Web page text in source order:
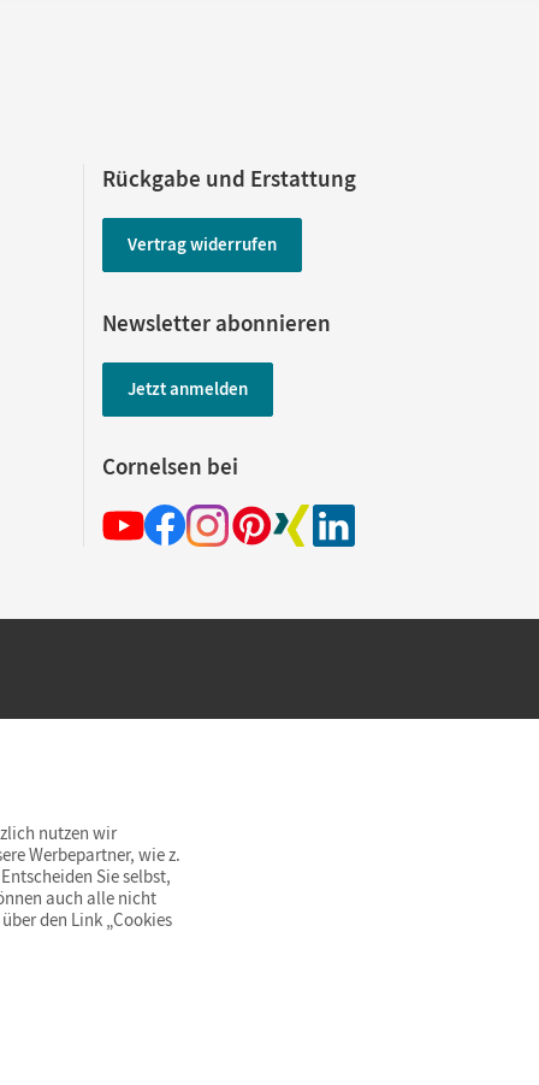
Rückgabe und Erstattung
Vertrag widerrufen
Newsletter abonnieren
Jetzt anmelden
Cornelsen bei
innerhalb Deutschlands
nutzen wir
Werbepartner, wie z.
Sie selbst,
auch alle nicht
den Link „Cookies